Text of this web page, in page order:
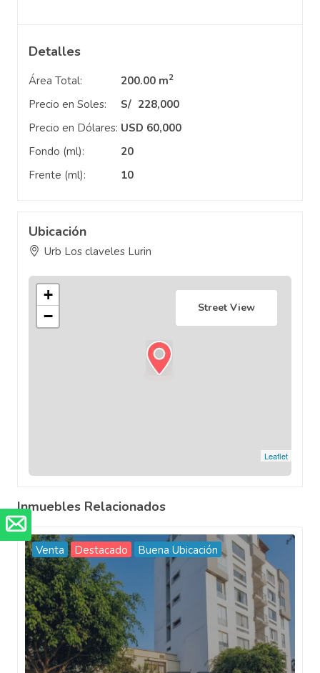
Detalles
Área Total: 200.00 m2
Precio en Soles: S/ 228,000
Precio en Dólares: USD 60,000
Fondo (ml):
20
Frente (ml):
10
Ubicación
Urb Los claveles Lurin
+
−
Leaflet
Street View
Inmuebles Relacionados
Venta Destacado Buena Ubicación